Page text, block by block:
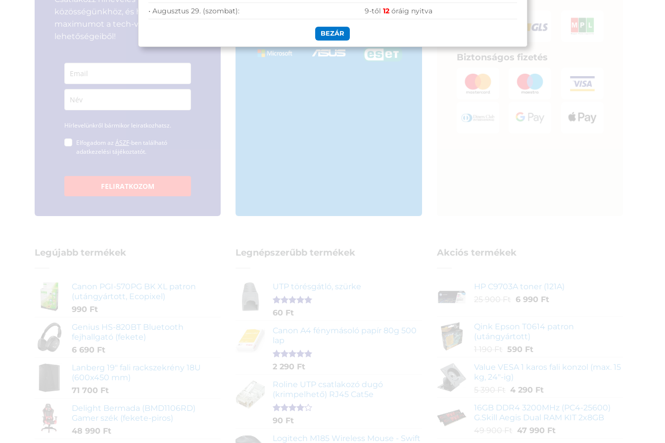
közösségünkhöz, és hozd ki a
maximumot a tech-világ
lehetőségeiből!
Hírlevelünkről bármikor leiratkozhatsz.
Elfogadom az ÁSZF-ben található
adatkezelési tájékoztatót.
FELIRATKOZOM
50 000 Ft felett ingyenes szállítás
Szolgáltatásaink vállalkozásoknak
Biztonságos fizetés
Legújabb termékek
Canon PGI-570PG BK XL patron
(utángyártott, Ecopixel)
990 Ft
Genius HS-820BT Bluetooth
fejhallgató (fekete)
6 690 Ft
Lanberg 19" fali rackszekrény 18U
(600x450 mm)
71 700 Ft
Delight Bermada (BMD1106RD)
Gamer szék (fekete-piros)
48 990 Ft
Legnépszerűbb termékek
UTP törésgátló, szürke
Értékelés
ből,
1
értékelés
alapján
60 Ft
Canon A4 fénymásoló papír 80g 500
lap
Értékelés
ből,
2
értékelés
alapján
2 290 Ft
Roline UTP csatlakozó dugó
(krimpelhető) RJ45 Cat5e
Értékelés
5-ből,
2
90 Ft
Logitech M185 Wireless Mouse - Swift
Akciós termékek
HP C9703A toner (121A)
25 900 Ft
Original
25
900 Ft.
6 990 FtCurrent
6
Qink Epson T0614 patron
(utángyártott)
1 190 Ft Original
was:
1
190 Ft.
590 FtCurrent
is:
Value VESA 1 karos fali konzol (max. 15
kg, 24"-ig)
5 390 Ft Original
was:
5
390 Ft.
4 290 FtCurrent
is:
4
290 Ft.
16GB DDR4 3200MHz (PC4-25600)
G.Skill Aegis Dual RAM KIT 2x8GB
49 900 Ft Original
47 990 FtCurrent
• Augusztus 29. (szombat):
9-től 12óráig nyitva
BEZÁR